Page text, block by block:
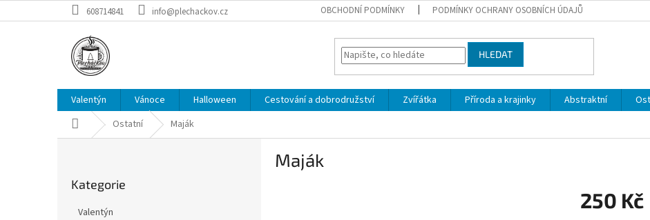
na
608714841 info@plechackov.cz OBCHODNÍ PODMÍNKY PODMÍNKY OCHRANY OSOBNÍCH ÚDAJŮ
HLEDAT
Valentýn Vánoce Halloween Cestování a dobrodružství Zvířátka Příroda a krajinky Abstraktní
Domů Ostatní Maják
kategorie
Kategorie
Valentýn
Maják
250 Kč